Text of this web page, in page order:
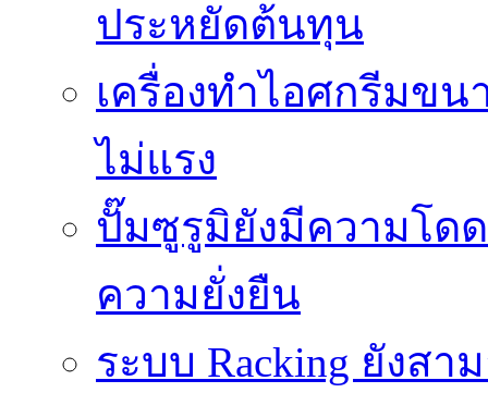
ประหยัดต้นทุน
เครื่องทำไอศกรีมข
ไม่แรง
ปั๊มซูรูมิยังมีความโด
ความยั่งยืน
ระบบ Racking ยังส